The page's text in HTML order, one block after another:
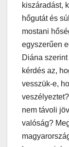
kiszáradást,
hőgutát és
mostani
egyszerűen
Diána
kérdés az,
vesszük-e,
nem távoli
valóság?